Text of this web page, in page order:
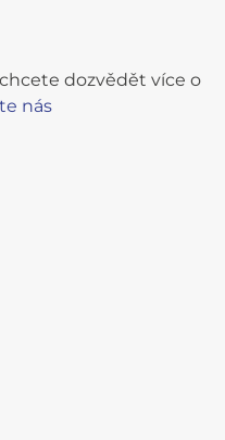
dozvědět více o
nás